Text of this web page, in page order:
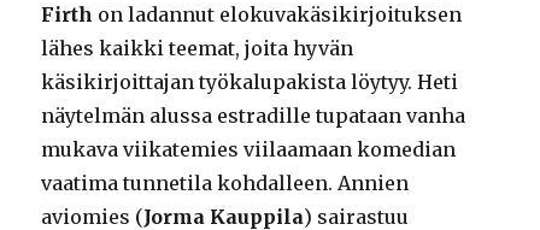
Firth on ladannut elokuvakäsikirjoituksen
lähes kaikki teemat, joita hyvän
käsikirjoittajan työkalupakista löytyy. Heti
näytelmän alussa estradille tupataan vanha
mukava viikatemies viilaamaan komedian
vaatima tunnetila kohdalleen. Annien
aviomies (Jorma Kauppila) sairastuu